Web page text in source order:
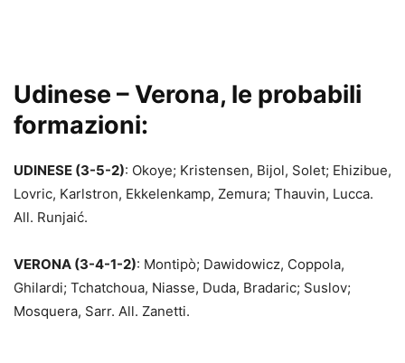
Udinese – Verona, le probabili
formazioni:
UDINESE (3-5-2): Okoye; Kristensen, Bijol, Solet; Ehizibue,
Lovric, Karlstron, Ekkelenkamp, Zemura; Thauvin, Lucca.
All. Runjaić.
VERONA (3-4-1-2): Montipò; Dawidowicz, Coppola,
Ghilardi; Tchatchoua, Niasse, Duda, Bradaric; Suslov;
Mosquera, Sarr. All. Zanetti.